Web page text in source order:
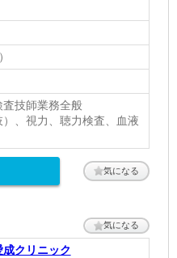
技師業務全般
、視力、聴力検査、血液
気になる
気になる
クリニック